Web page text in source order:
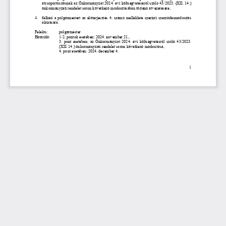
1
átcsoportosításnak az Önkormányzat 2024. évi költségvetéséről szóló 43/2023. (XII. 14.)
önkormányzati rendelet soron következő módosításában történő átvezetésére;
4. felkéri a polgármestert az előterjesztés 4. számú melléklete szerinti szerződésmódosítás
aláírására.
Felelős:
polgármester
Határidő:
1-2. pontok esetében: 2024. november 21.,
3.  pont  esetében:  az  Önkormányzat  2024.  évi  költségvetésről  szóló  43/2023.
(XII. 14.) önkormányzati rendelet soron következő módosítása,
4. pont esetében: 2024. december 4.